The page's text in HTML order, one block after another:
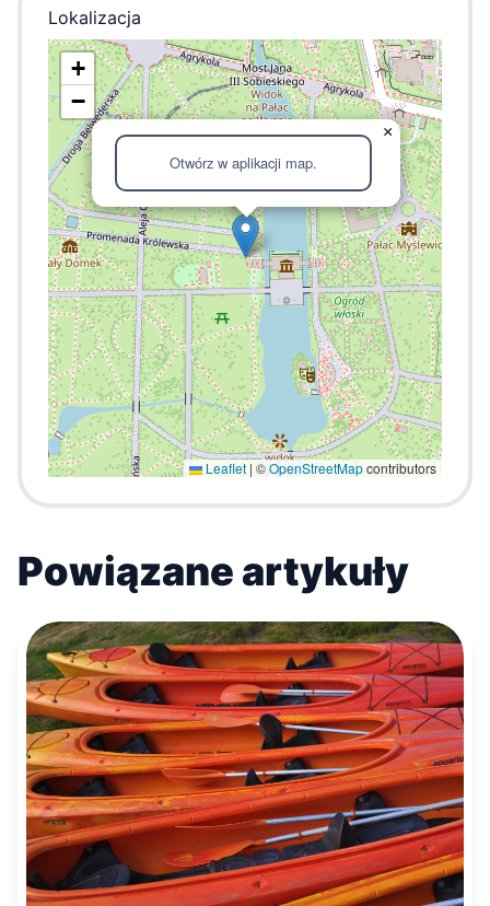
Lokalizacja
Otwórz w aplikacji map.
×
+
−
Leaflet | ©OpenStreetMapcontributors
Powiązane artykuły